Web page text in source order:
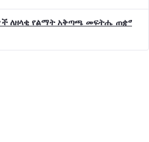
ለዘላቂ የልማት አቅጣጫ መፍትሔ ጠቋሚ